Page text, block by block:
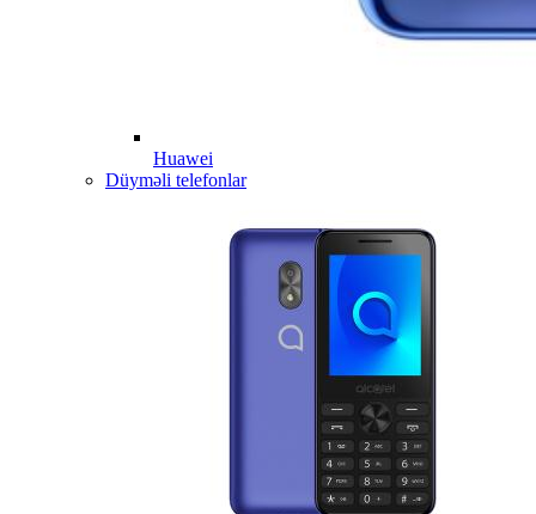
Huawei
Düyməli telefonlar